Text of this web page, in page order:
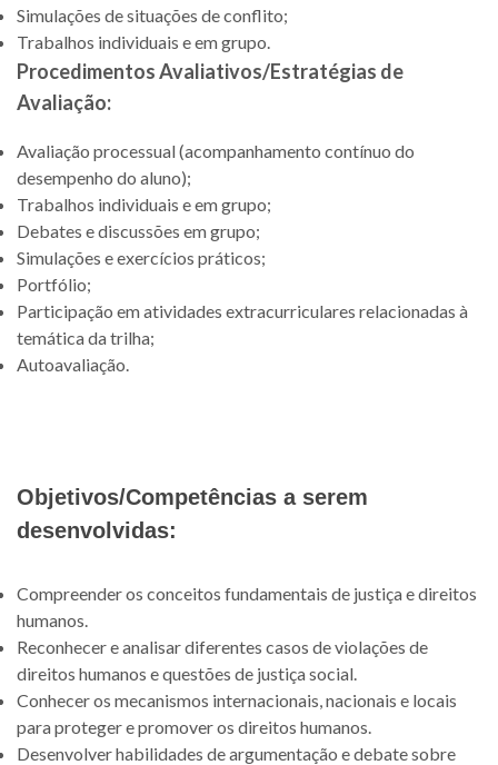
Simulações de situações de conflito;
Trabalhos individuais e em grupo.
Procedimentos Avaliativos/Estratégias de
Avaliação:
Avaliação processual (acompanhamento contínuo do
desempenho do aluno);
Trabalhos individuais e em grupo;
Debates e discussões em grupo;
Simulações e exercícios práticos;
Portfólio;
Participação em atividades extracurriculares relacionadas à
temática da trilha;
Autoavaliação.
Objetivos/Competências a serem
desenvolvidas:
Compreender os conceitos fundamentais de justiça e direitos
humanos.
Reconhecer e analisar diferentes casos de violações de
direitos humanos e questões de justiça social.
Conhecer os mecanismos internacionais, nacionais e locais
para proteger e promover os direitos humanos.
Desenvolver habilidades de argumentação e debate sobre